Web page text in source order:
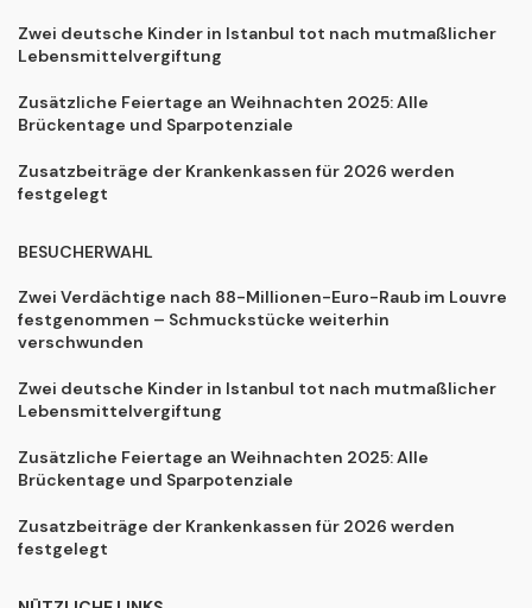
Zwei deutsche Kinder in Istanbul tot nach mutmaßlicher
Lebensmittelvergiftung
Zusätzliche Feiertage an Weihnachten 2025: Alle
Brückentage und Sparpotenziale
Zusatzbeiträge der Krankenkassen für 2026 werden
festgelegt
BESUCHERWAHL
Zwei Verdächtige nach 88-Millionen-Euro-Raub im Louvre
festgenommen – Schmuckstücke weiterhin
verschwunden
Zwei deutsche Kinder in Istanbul tot nach mutmaßlicher
Lebensmittelvergiftung
Zusätzliche Feiertage an Weihnachten 2025: Alle
Brückentage und Sparpotenziale
Zusatzbeiträge der Krankenkassen für 2026 werden
festgelegt